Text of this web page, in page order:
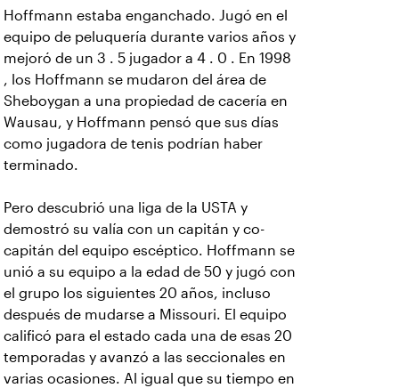
Hoffmann estaba enganchado. Jugó en el
equipo de peluquería durante varios años y
mejoró de un 3 . 5 jugador a 4 . 0 . En 1998
, los Hoffmann se mudaron del área de
Sheboygan a una propiedad de cacería en
Wausau, y Hoffmann pensó que sus días
como jugadora de tenis podrían haber
terminado.
Pero descubrió una liga de la USTA y
demostró su valía con un capitán y co-
capitán del equipo escéptico. Hoffmann se
unió a su equipo a la edad de 50 y jugó con
el grupo los siguientes 20 años, incluso
después de mudarse a Missouri. El equipo
calificó para el estado cada una de esas 20
temporadas y avanzó a las seccionales en
varias ocasiones. Al igual que su tiempo en